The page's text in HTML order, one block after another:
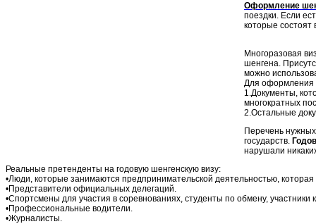
Оформление
поездки. Если
которые состоят
Многоразовая
шенгена.
можно
Для оформления
1.Документы,
многократных
2.Остальные
Перечень
государств.
нарушали
Реальные претенденты на годовую шенгенскую визу:
•Люди, которые занимаются предпринимательской деятельностью,
•Представители официальных делегаций.
•Спортсмены для участия в соревнованиях, студенты по обмену,
•Профессиональные водители.
•Журналисты.